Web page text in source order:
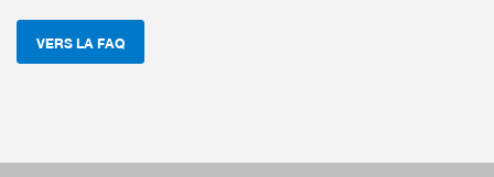
VERS LA FAQ